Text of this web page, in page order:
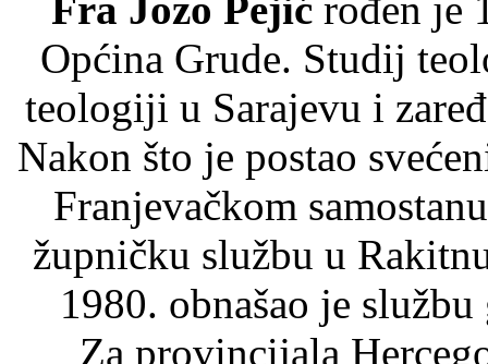
Općina Grude. Studij
teologiji u Sarajevu i
Nakon što je postao
Franjevačkom
župničku službu u
1980. obnašao je
Za provincijala